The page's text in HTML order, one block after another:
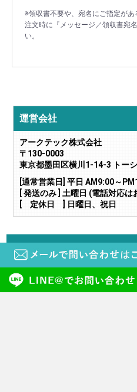
※領収書不要や、宛名にご指定があ
注文時に『メッセージ／領収書宛
い。
運営会社
アークテック株式会社
〒130-0003
東京都墨田区横川1-14-3 トー
[通常営業日] 平日 AM9:00～
[ 発送のみ ] 土曜日 (電話対応は
[ 定休日 ] 日曜日、祝日
copyright (c) 鍵と電気錠の通販サ